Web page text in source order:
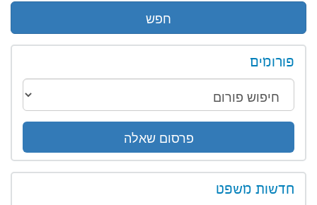
חפש
פורומים
פרסום שאלה
חדשות משפט